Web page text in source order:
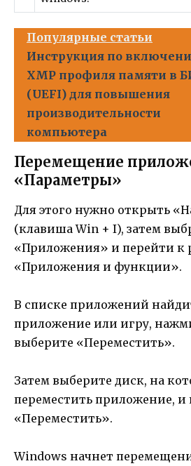
Популярные статьи
Инструкция по
XMP профиля памяти в
(UEFI) для повышения
производительности
компьютера
Перемещение
«Параметры»
Для этого нужно открыть
(клавиша Win + I), затем
«Приложения» и перейти к
«Приложения и функции».
В списке приложений
приложение или игру,
выберите «Переместить».
Затем выберите диск, на
переместить приложение,
«Переместить».
Windows начнет